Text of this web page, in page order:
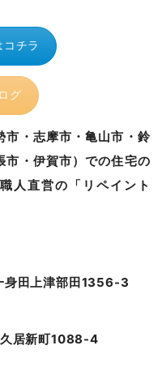
チラ
グ
市・志摩市・亀山市・鈴
市・伊賀市）での住宅の
人直営の「リペイント
身田上津部田1356-3
居新町1088-4